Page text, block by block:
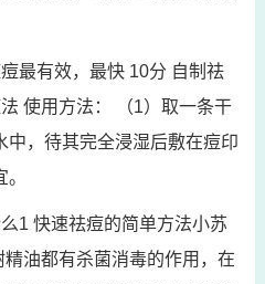
最有效，最快 10分 自制祛
使用方法： （1）取一条干
中，待其完全浸湿后敷在痘印
1 快速祛痘的简单方法小苏
油都有杀菌消毒的作用，在